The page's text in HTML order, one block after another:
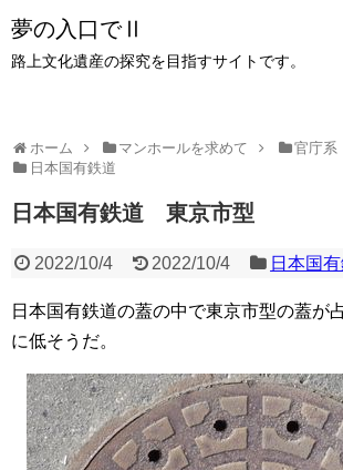
夢の入口でⅡ
路上文化遺産の探究を目指すサイトです。
ホーム マンホールを求めて 官庁系
日本国有鉄道
日本国有鉄道 東京市型
2022/10/4 2022/10/4 日本国
日本国有鉄道の蓋の中で東京市型の蓋が
に低そうだ。